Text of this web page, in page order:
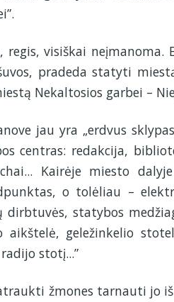
visiškai
pradeda statyti
Nekaltosios garbei –
jau yra „erdvus
centras: redakcija,
Kairėje miesto
o tolėliau –
statybos
geležinkelio
stotį...”
žmones tarnauti jo